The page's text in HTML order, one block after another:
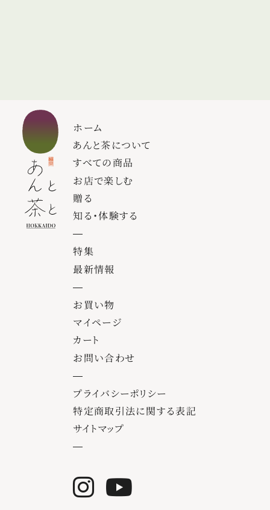
ホーム
あんと茶について
すべての商品
お店で楽しむ
贈る
知る・体験する
特集
最新情報
お買い物
マイページ
カート
お問い合わせ
プライバシーポリシー
特定商取引法に関する表記
サイトマップ